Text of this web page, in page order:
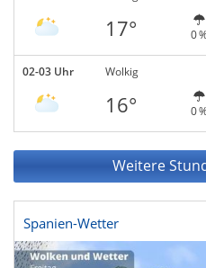
17° 0
02-03 Uhr Wolkig
16° 0
Weitere
Spanien-Wetter